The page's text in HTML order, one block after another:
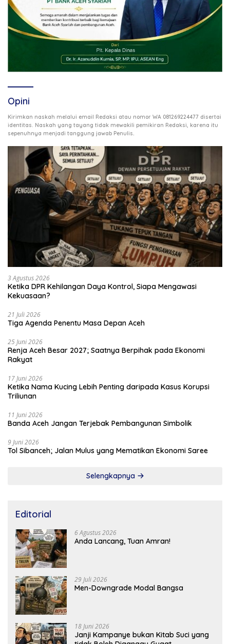
Opini
Kirimkan naskah melalui email Redaksi atau nomor WA 081269224477 disertai
identitas. Naskah yang tayang tidak mewakili pemikiran Redaksi, karena itu
sepenuhnya menjadi tanggung jawab Penulis
3 Agustus 2026
Ketika DPR Kehilangan Daya Kontrol, Siapa Mengawasi
Kekuasaan?
21 Juli 2026
Tiga Agenda Penentu Masa Depan Aceh
25 Juni 2026
Renja Aceh Besar 2027; Saatnya Berpihak pada Ekonomi
Rakyat
17 Juni 2026
Ketika Nama Kucing Lebih Penting daripada Kasus Korupsi
Triliunan
11 Juni 2026
Banda Aceh Jangan Terjebak Pembangunan Simbolik
9 Juni 2026
Tol Sibanceh; Jalan Mulus yang Mematikan Ekonomi Saree
Selengkapnya
Editorial
6 Agustus 2026
Anda Lancang, Tuan Amran!
29 Juli 2026
Men-Downgrade Modal Bangsa
18 Juni 2026
Janji Kampanye bukan Kitab Suci yang